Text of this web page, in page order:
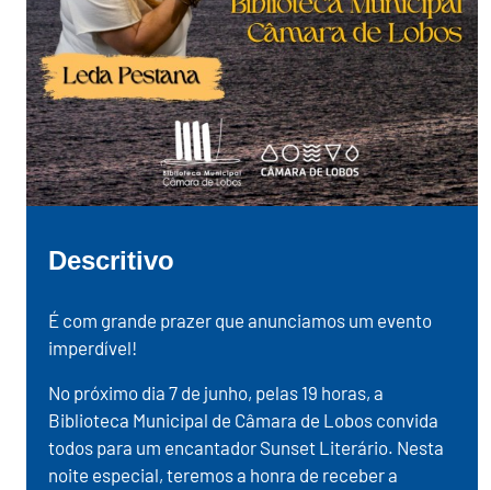
Descritivo
É com grande prazer que anunciamos um evento
imperdível!
No próximo dia 7 de junho, pelas 19 horas, a
Biblioteca Municipal de Câmara de Lobos convida
todos para um encantador Sunset Literário. Nesta
noite especial, teremos a honra de receber a